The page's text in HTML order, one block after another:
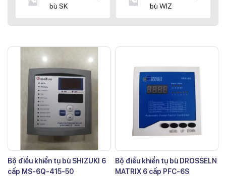
bù SK
bù WIZ
Bộ điều khiển tụ bù SHIZUKI 6
cấp MS-6Q-415-50
Bộ điều khiển tụ bù DROSSELN
MATRIX 6 cấp PFC-6S